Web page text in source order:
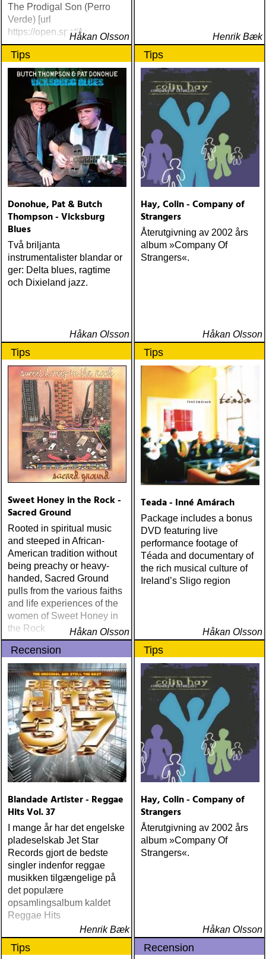
The Prodigal Son (Perro
Verde) [url
https://open.spotifyHåkan Olsson Henrik Bæk
Tips
Donohue, Pat & Butch
Thompson - Vicksburg
Blues
Två briljanta
instrumentalister blandar or
ger: Delta blues, ragtime
och Dixieland jazz.
Håkan Olsson
Tips
Hay, Colin - Company of
Strangers
Återutgivning av 2002 års
album »Company Of
Strangers«.
Håkan Olsson
Tips
Sweet Honey in the Rock -
Sacred Ground
Rooted in spiritual music
and steeped in African-
American tradition without
being preachy or heavy-
handed, Sacred Ground
pulls from the various faiths
and life experiences of the
women of Sweet Honey in
the Rock
Håkan Olsson
Tips
Teada - Inné Amárach
Package includes a bonus
DVD featuring live
performance footage of
Téada and documentary of
the rich musical culture of
Ireland’s Sligo region
Håkan Olsson
Recension
Blandade Artister - Reggae
Hits Vol. 37
I mange år har det engelske
pladeselskab Jet Star
Records gjort de bedste
singler indenfor reggae
musikken tilgængelige på
det populære
opsamlingsalbum kaldet
Reggae Hits
Henrik Bæk
Tips
Hay, Colin - Company of
Strangers
Återutgivning av 2002 års
album »Company Of
Strangers«.
Håkan Olsson
Tips Recension